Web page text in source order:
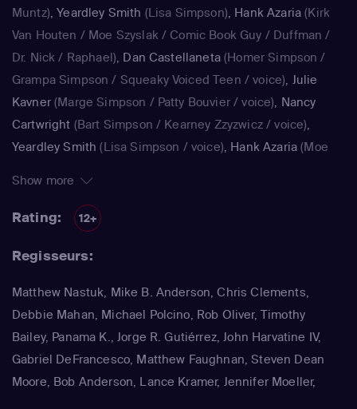
Muntz),Yeardley Smith (Lisa Simpson), Hank Azaria (Kirk
Van Houten / Moe Szyslak / Comic Book Guy / Duffman /
Dr. Nick / Raphael), Dan Castellaneta(Homer Simpson /
Grampa Simpson / Squeaky Voiced Teen / voice), Julie
Kavner(Marge Simpson / Patty Bouvier / voice), Nancy
Cartwright (Bart Simpson / Kearney Zzyzwicz / voice),
Yeardley Smith (Lisa Simpson / voice), Hank Azaria (Moe
Castellaneta(Homer Simpson / Kodos)
(Bart Simpson)
Houten / Clancy Wiggum / Snake Jailbird / Maximilian von
(Marge Simpson / Patty Bouvier / Selma
Bouvier)
Nancy Cartwright
(Cletus Spuckler / Kirk Van
Show more
Rating: 12+
Regisseurs:
Matthew Nastuk, Mike B. Anderson, Chris Clements,
Debbie Mahan, Michael Polcino, Rob Oliver, Timothy
Bailey, Panama K., Jorge R. Gutiérrez, John Harvatine IV,
Gabriel DeFrancesco, Matthew Faughnan, Steven Dean
Moore, Bob Anderson, Lance Kramer, Jennifer Moeller,